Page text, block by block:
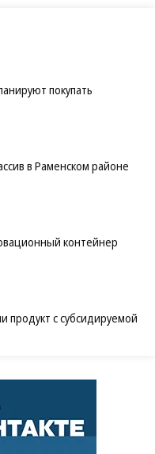
покупать
в Раменском районе
контейнер
продукт с субсидируемой